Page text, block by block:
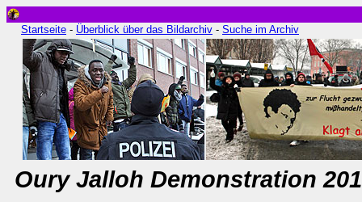
Startseite - Überblick über das Bildarchiv - Suche im Archiv
Oury Jalloh Demonstration